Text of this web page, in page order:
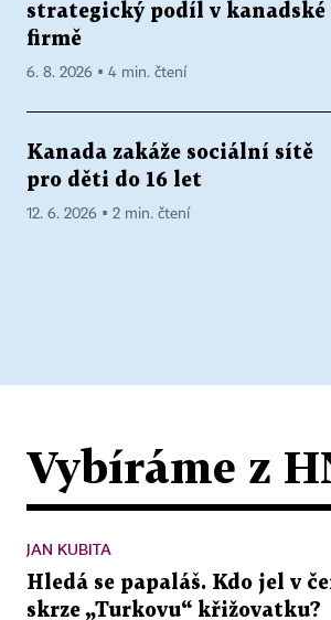
strategický podíl v kanadské
firmě
6. 8. 2026 ▪ 4 min. čtení
Kanada zakáže sociální sítě
pro děti do 16 let
12. 6. 2026 ▪ 2 min. čtení
Vybíráme z
JAN KUBITA
Hledá se papaláš. Kdo jel v
skrze „Turkovu“ křižovatku?